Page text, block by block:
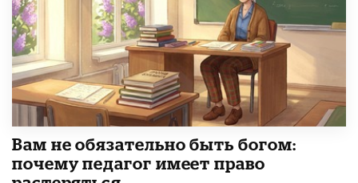
​Вам не обязательно быть богом:
почему педагог имеет право